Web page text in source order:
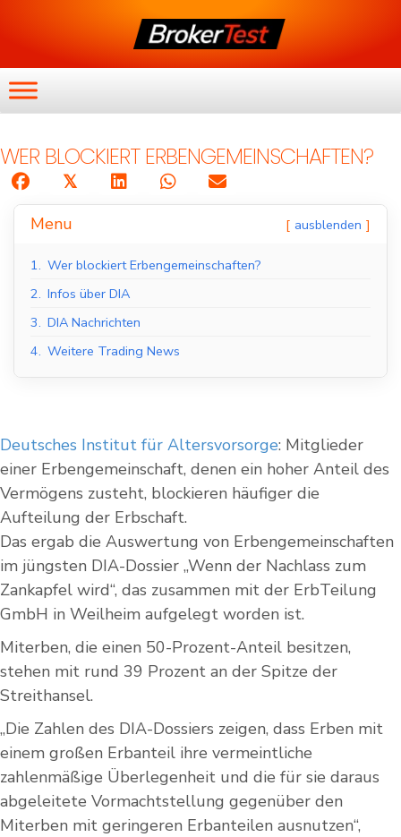
WER BLOCKIERT ERBENGEMEINSCHAFTEN?
𝕏
Menu ausblenden
1. Wer blockiert Erbengemeinschaften?
2. Infos über DIA
3. DIA Nachrichten
4. Weitere Trading News
Deutsches Institut für Altersvorsorge: Mitglieder
einer Erbengemeinschaft, denen ein hoher Anteil des
Vermögens zusteht, blockieren häufiger die
Aufteilung der Erbschaft.
Das ergab die Auswertung von Erbengemeinschaften
im jüngsten DIA-Dossier „Wenn der Nachlass zum
Zankapfel wird“, das zusammen mit der ErbTeilung
GmbH in Weilheim aufgelegt worden ist.
Miterben, die einen 50-Prozent-Anteil besitzen,
stehen mit rund 39 Prozent an der Spitze der
Streithansel.
„Die Zahlen des DIA-Dossiers zeigen, dass Erben mit
einem großen Erbanteil ihre vermeintliche
zahlenmäßige Überlegenheit und die für sie daraus
abgeleitete Vormachtstellung gegenüber den
Miterben mit geringeren Erbanteilen ausnutzen“,